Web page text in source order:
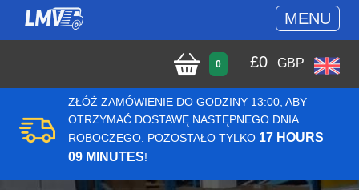
MENU
0 £0 GBP
ZŁÓŻ ZAMÓWIENIE DO GODZINY 13:00, ABY
OTRZYMAĆ DOSTAWĘ NASTĘPNEGO DNIA
ROBOCZEGO. POZOSTAŁO TYLKO 17 HOURS
09 MINUTES!